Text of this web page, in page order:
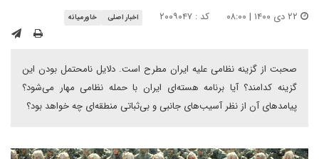
کد : ۲۰۰۹۰۴۷ اخبار اصلی خاورمیانه
صحبت از گزینه نظامی علیه ایران مطرح است. دلایل نامحتمل بودن این
گزینه کدامند؟ آیا برنامه هسته‌ای ایران با حمله نظامی مهار می‌شود؟
پیامدهای آن از نظر آسیب‌های جانبی و بی‌ثباتی منطقه‌ای چه خواهد بود؟